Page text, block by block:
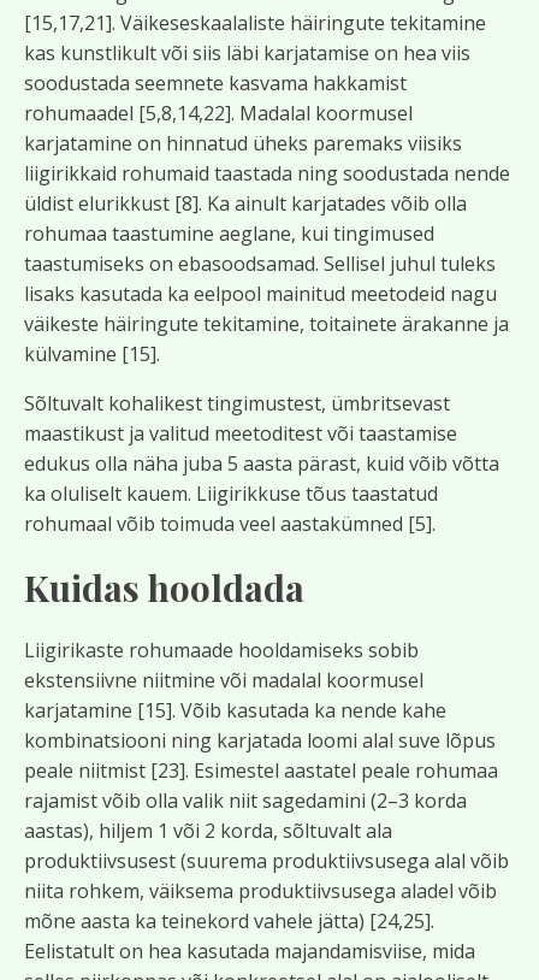
[15,17,21]. Väikeseskaalaliste häiringute tekitamine
kas kunstlikult või siis läbi karjatamise on hea viis
soodustada seemnete kasvama hakkamist
rohumaadel [5,8,14,22]. Madalal koormusel
karjatamine on hinnatud üheks paremaks viisiks
liigirikkaid rohumaid taastada ning soodustada nende
üldist elurikkust [8]. Ka ainult karjatades võib olla
rohumaa taastumine aeglane, kui tingimused
taastumiseks on ebasoodsamad. Sellisel juhul tuleks
lisaks kasutada ka eelpool mainitud meetodeid nagu
väikeste häiringute tekitamine, toitainete ärakanne ja
külvamine [15].
Sõltuvalt kohalikest tingimustest, ümbritsevast
maastikust ja valitud meetoditest või taastamise
edukus olla näha juba 5 aasta pärast, kuid võib võtta
ka oluliselt kauem. Liigirikkuse tõus taastatud
rohumaal võib toimuda veel aastakümned [5].
Kuidas hooldada
Liigirikaste rohumaade hooldamiseks sobib
ekstensiivne niitmine või madalal koormusel
karjatamine [15]. Võib kasutada ka nende kahe
kombinatsiooni ning karjatada loomi alal suve lõpus
peale niitmist [23]. Esimestel aastatel peale rohumaa
rajamist võib olla valik niit sagedamini (2–3 korda
aastas), hiljem 1 või 2 korda, sõltuvalt ala
produktiivsusest (suurema produktiivsusega alal võib
niita rohkem, väiksema produktiivsusega aladel võib
mõne aasta ka teinekord vahele jätta) [24,25].
Eelistatult on hea kasutada majandamisviise, mida